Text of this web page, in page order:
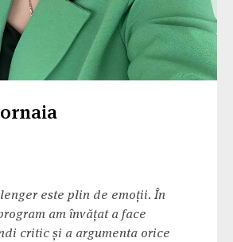
este plin de emoții. În
am învățat a face
critic și a argumenta orice